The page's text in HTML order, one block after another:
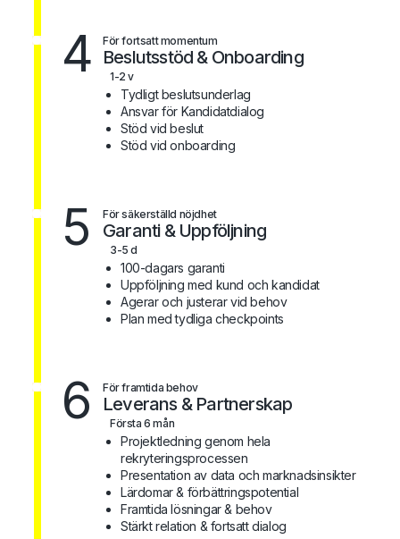
4 För fortsatt momentum
Beslutsstöd & Onboarding
1-2 v
Tydligt beslutsunderlag
Ansvar för Kandidatdialog
Stöd vid beslut
Stöd vid onboarding
5 För säkerställd nöjdhet
Garanti & Uppföljning
3-5 d
100-dagars garanti
Uppföljning med kund och kandidat
Agerar och justerar vid behov
Plan med tydliga checkpoints
6 För framtida behov
Leverans & Partnerskap
Första 6 mån
Projektledning genom hela
rekryteringsprocessen
Presentation av data och marknadsinsikter
Lärdomar & förbättringspotential
Framtida lösningar & behov
Stärkt relation & fortsatt dialog